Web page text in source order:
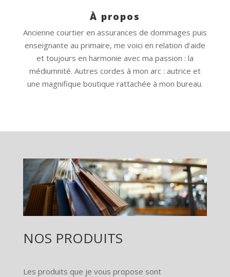
À propos
Ancienne courtier en assurances de dommages puis
enseignante au primaire, me voici en relation d’aide
et toujours en harmonie avec ma passion : la
médiumnité. Autres cordes à mon arc : autrice et
une magnifique boutique rattachée à mon bureau.
NOS PRODUITS
Les produits que je vous propose sont